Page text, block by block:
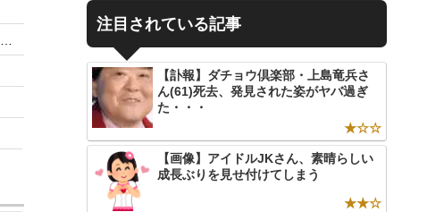
注目されている記事
【訃報】ダチョウ倶楽部・上島竜兵さ
ん(61)死去、発見された姿がヤバ過ぎ
た・・・
★☆☆
【画像】アイドルJKさん、素晴らしい
成長ぶりを見せ付けてしまう
★★☆